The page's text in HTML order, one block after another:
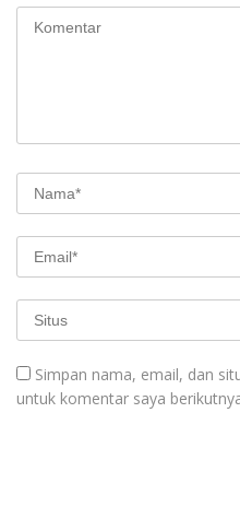
Simpan nama, email, dan
untuk komentar saya